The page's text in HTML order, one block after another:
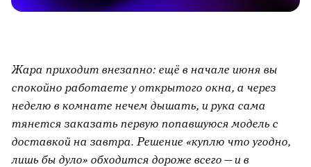
Жара приходит внезапно: ещё в начале июня вы
спокойно работаете у открытого окна, а через
неделю в комнате нечем дышать, и рука сама
тянется заказать первую попавшуюся модель с
доставкой на завтра. Решение «куплю что угодно,
лишь бы дуло» обходится дороже всего — и в